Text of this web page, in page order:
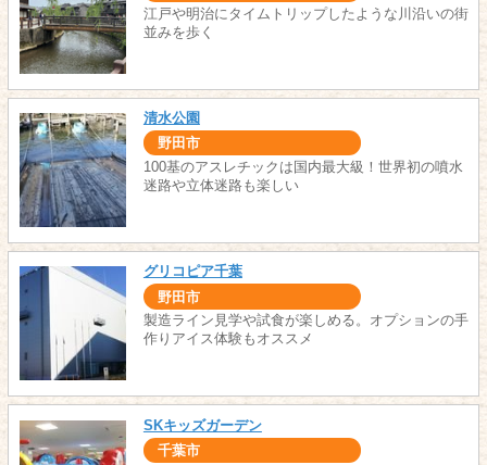
江戸や明治にタイムトリップしたような川沿いの街
並みを歩く
清水公園
野田市
100基のアスレチックは国内最大級！世界初の噴水
迷路や立体迷路も楽しい
グリコピア千葉
野田市
製造ライン見学や試食が楽しめる。オプションの手
作りアイス体験もオススメ
SKキッズガーデン
千葉市